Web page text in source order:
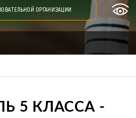
ОРГАНИЗАЦИИ
5 КЛАССА -